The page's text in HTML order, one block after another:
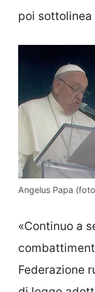
poi sottolinea
Angelus Papa
«Continuo a
Federazione